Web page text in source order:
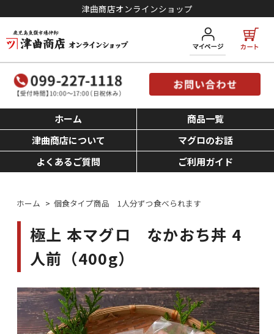
津曲商店オンラインショップ
ホーム
商品一覧
津曲商店について
マグロのお話
よくあるご質問
ご利用ガイド
ホーム > 個食タイプ商品 1人分ずつ食べられます
極上 本マグロ なかおち丼 4
人前（400g）